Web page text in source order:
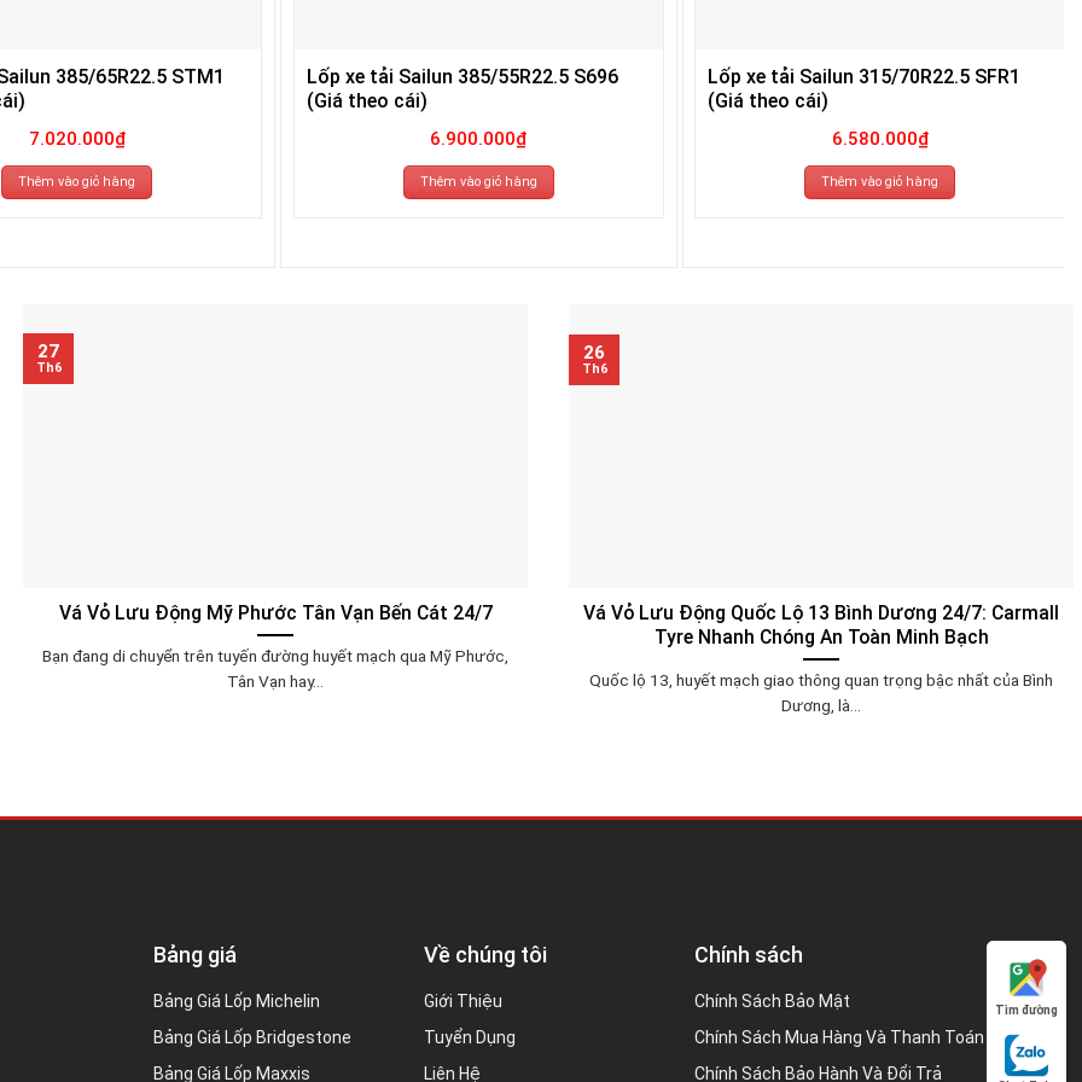
385/65R22.5 STM1
7.020.000₫
Thêm vào giỏ hàng
Lốp xe tải Sailun 385/55R22.5 S696
(Giá theo cái)
6.900.000₫
Thêm vào giỏ hàng
Lốp xe tải Sailun 315/70R22.5 SFR1
(Giá theo cái)
6.580.000₫
Thêm vào giỏ hàng
Vá Vỏ Lưu Động Mỹ Phước Tân Vạn Bến Cát 24/7
Bạn đang di chuyển trên tuyến đường huyết mạch qua Mỹ Phước,
Tân Vạn hay...
27
Th6
Vá Vỏ Lưu Động Quốc Lộ 13 Bình Dương 24/7: Carmall
Tyre Nhanh Chóng An Toàn Minh Bạch
Quốc lộ 13, huyết mạch giao thông quan trọng bậc nhất của Bình
Dương, là...
26
Th6
Bảng giá
Bảng Giá Lốp Michelin
Bảng Giá Lốp Bridgestone
Bảng Giá Lốp Maxxis
Về chúng tôi
Giới Thiệu
Tuyển Dụng
Liên Hệ
Chính sách
Chính Sách Bảo Mật
Chính Sách Mua Hàng Và Thanh Toán
Chính Sách Bảo Hành Và Đổi Trả
Tìm đường